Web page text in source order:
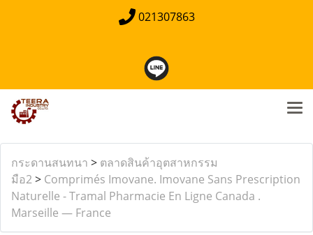
021307863
กระดานสนทนา > ตลาดสินค้าอุตสาหกรรม
มือ2> Comprimés Imovane. Imovane Sans Prescription
Naturelle - Tramal Pharmacie En Ligne Canada .
Marseille — France